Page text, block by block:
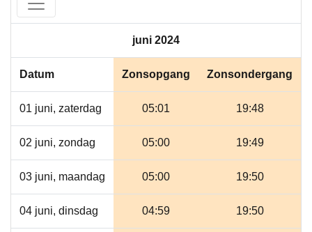
juni 2024
Datum Zonsopgang Zonsondergang
01 juni, zaterdag 05:01 19:48
02 juni, zondag 05:00 19:49
03 juni, maandag 05:00 19:50
04 juni, dinsdag 04:59 19:50